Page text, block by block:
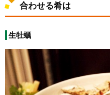
合わせる肴は
生牡蠣